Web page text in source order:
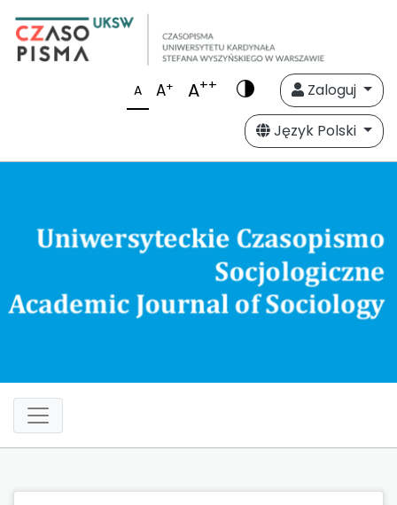
A A+ A++
Zaloguj
Język Polski